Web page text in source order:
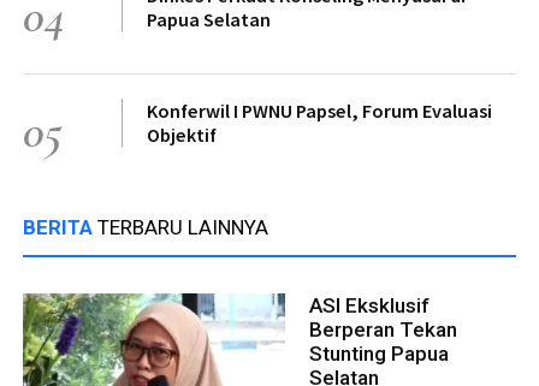
04
Papua Selatan
05
Konferwil I PWNU Papsel, Forum Evaluasi
Objektif
BERITA TERBARU LAINNYA
ASI Eksklusif
Berperan Tekan
Stunting Papua
Selatan